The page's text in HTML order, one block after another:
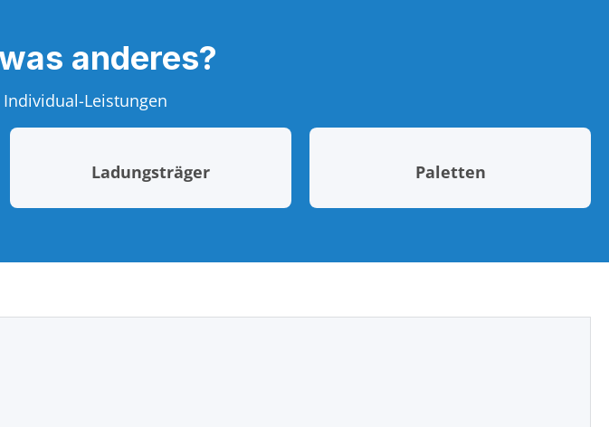
anderes?
Leistungen
Ladungsträger Paletten